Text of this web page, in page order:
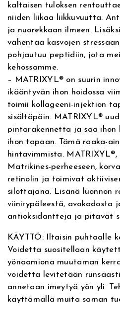
o
u
r
i
s
h
i
n
g
N
i
g
h
t
-
M
5
kaltaisen tuloksen
niiden liikaa liikkuvuutta.
ja nuorekkaan ilmeen.
vähentää kasvojen
pohjautuu peptidiin, jota
kehossamme.
– MATRIXYL® on suurin
ikääntyvän ihon hoidossa
toimii kollageeni-injektion
sisältäpäin. MATRIXYL®
pintarakennetta ja saa ihon
ihon tapaan. Tämä raaka-
hintavimmista.
Matrikines-perheeseen,
retinolin ja toimivat
silottajana. Lisänä luonnon
viinirypäleestä, avokadosta
antioksidantteja ja pitävät
KÄYTTÖ: Iltaisin puhtaalle
Voidetta suositellaan
yönaamiona muutaman
voidetta levitetään
annetaan imeytyä yön yli.
käyttämällä muita saman